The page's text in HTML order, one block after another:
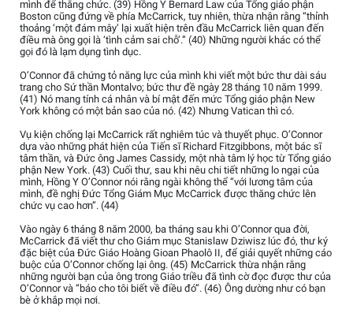
mình để thăng chức. (39) Hồng Y Bernard Law của Tổng giáo phận
Boston cũng đứng về phía McCarrick, tuy nhiên, thừa nhận rằng “thỉnh
thoảng ‘một đám mây’ lại xuất hiện trên đầu McCarrick liên quan đến
điều mà ông gọi là ‘tình cảm sai chỗ’.” (40) Những người khác có thể
gọi đó là lạm dụng tình dục.
O’Connor đã chứng tỏ năng lực của mình khi viết một bức thư dài sáu
trang cho Sứ thần Montalvo; bức thư đề ngày 28 tháng 10 năm 1999.
(41) Nó mang tính cá nhân và bí mật đến mức Tổng giáo phận New
York không có một bản sao của nó. (42) Nhưng Vatican thì có.
Vụ kiện chống lại McCarrick rất nghiêm túc và thuyết phục. O’Connor
dựa vào những phát hiện của Tiến sĩ Richard Fitzgibbons, một bác sĩ
tâm thần, và Đức ông James Cassidy, một nhà tâm lý học từ Tổng giáo
phận New York. (43) Cuối thư, sau khi nêu chi tiết những lo ngại của
mình, Hồng Y O’Connor nói rằng ngài không thể “với lương tâm của
mình, đề nghị Đức Tổng Giám Mục McCarrick được thăng chức lên
chức vụ cao hơn”. (44)
Vào ngày 6 tháng 8 năm 2000, ba tháng sau khi O’Connor qua đời,
McCarrick đã viết thư cho Giám mục Stanislaw Dziwisz lúc đó, thư ký
đặc biệt của Đức Giáo Hoàng Gioan Phaolô II, để giải quyết những cáo
buộc của O’Connor chống lại ông. (45) McCarrick thừa nhận rằng
những người bạn của ông trong Giáo triều đã tình cờ đọc được thư của
O’Connor và “báo cho tôi biết về điều đó”. (46) Ông dường như có bạn
bè ở khắp mọi nơi.